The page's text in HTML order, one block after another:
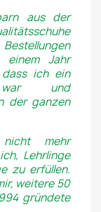
aus der
einem Jahr
ich ein
und
der ganzen
mehr
Lehrlinge
zu erfüllen.
weitere 50
gründete